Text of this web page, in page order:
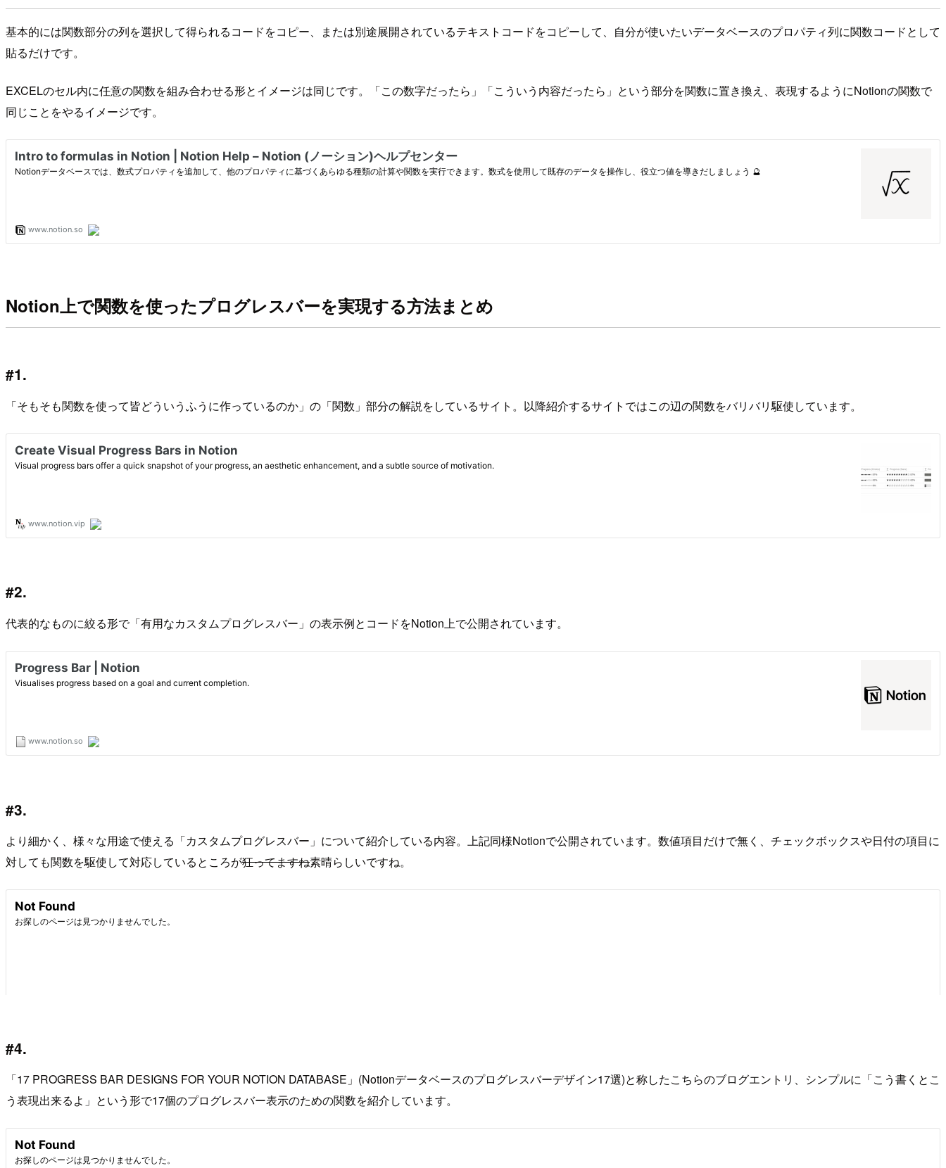
基本的には関数部分の列を選択して得られるコードをコピー、または別途展開されているテキストコードをコピーして、自分が使いたいデータベースのプロパティ列に関数コードとして
貼るだけです。
EXCELのセル内に任意の関数を組み合わせる形とイメージは同じです。「この数字だったら」「こういう内容だったら」という部分を関数に置き換え、表現するようにNotionの関数で
同じことをやるイメージです。
Notion上で関数を使ったプログレスバーを実現する方法まとめ
#1.
「そもそも関数を使って皆どういうふうに作っているのか」の「関数」部分の解説をしているサイト。以降紹介するサイトではこの辺の関数をバリバリ駆使しています。
#2.
代表的なものに絞る形で「有用なカスタムプログレスバー」の表示例とコードをNotion上で公開されています。
#3.
より細かく、様々な用途で使える「カスタムプログレスバー」について紹介している内容。上記同様Notionで公開されています。数値項目だけで無く、チェックボックスや日付の項目に
対しても関数を駆使して対応しているところが狂ってますね素晴らしいですね。
#4.
「17 PROGRESS BAR DESIGNS FOR YOUR NOTION DATABASE」(Notionデータベースのプログレスバーデザイン17選)と称したこちらのブログエントリ、シンプルに「こう書くとこ
う表現出来るよ」という形で17個のプログレスバー表示のための関数を紹介しています。